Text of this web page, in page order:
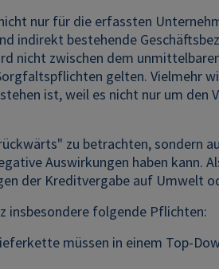
nur für die erfassten
indirekt bestehende
nicht zwischen dem
gelten. Vielmehr
ist, weil es nicht nur um
zu betrachten, sondern
Auswirkungen haben kann.
der Kreditvergabe auf Umwelt
folgende Pflichten:
müssen in einem Top-